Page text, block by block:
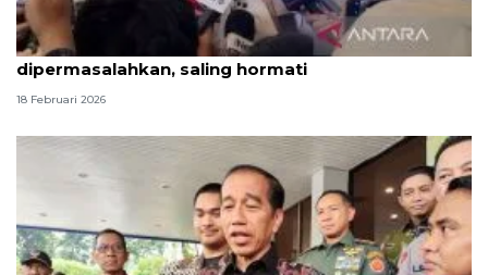
Istana: Perbedaan awal puasa tak perlu
dipermasalahkan, saling hormati
18 Februari 2026